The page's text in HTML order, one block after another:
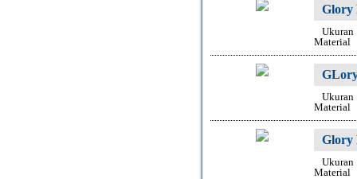
Glory
Ukuran
Material
Ukuran
Material
Glory
Ukuran
Material